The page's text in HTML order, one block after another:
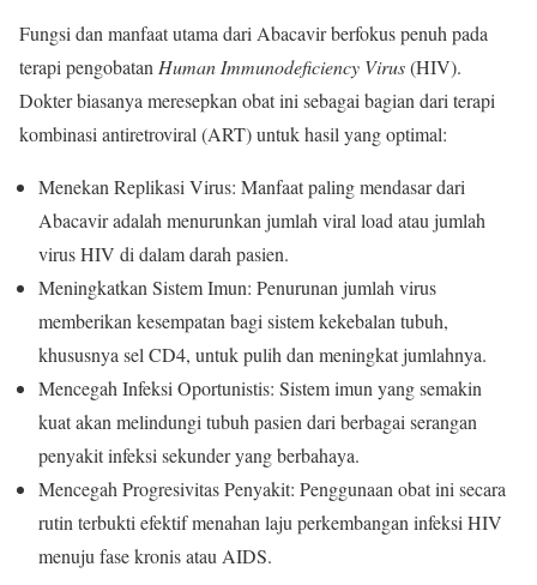
Fungsi dan manfaat utama dari Abacavir berfokus penuh pada
terapi pengobatan Human Immunodeficiency Virus(HIV).
Dokter biasanya meresepkan obat ini sebagai bagian dari terapi
kombinasi antiretroviral (ART) untuk hasil yang optimal:
Menekan Replikasi Virus: Manfaat paling mendasar dari
Abacavir adalah menurunkan jumlah viral load atau jumlah
virus HIV di dalam darah pasien.
Meningkatkan Sistem Imun: Penurunan jumlah virus
memberikan kesempatan bagi sistem kekebalan tubuh,
khususnya sel CD4, untuk pulih dan meningkat jumlahnya.
Mencegah Infeksi Oportunistis: Sistem imun yang semakin
kuat akan melindungi tubuh pasien dari berbagai serangan
penyakit infeksi sekunder yang berbahaya.
Mencegah Progresivitas Penyakit: Penggunaan obat ini secara
rutin terbukti efektif menahan laju perkembangan infeksi HIV
menuju fase kronis atau AIDS.